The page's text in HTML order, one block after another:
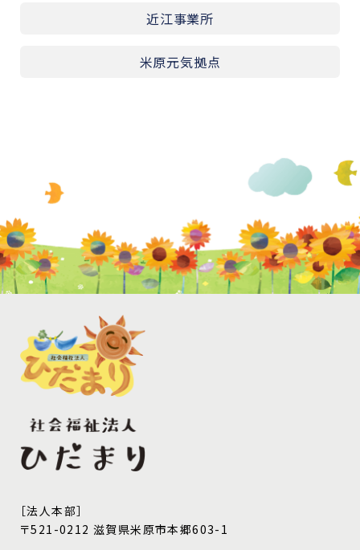
近江事業所
米原元気拠点
［法人本部］
〒521-0212 滋賀県米原市本郷603-1